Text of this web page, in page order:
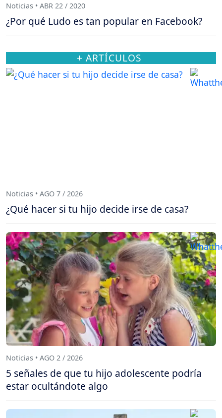
Noticias • ABR 22 / 2020
¿Por qué Ludo es tan popular en Facebook?
+ ARTÍCULOS
Noticias • AGO 7 / 2026
¿Qué hacer si tu hijo decide irse de casa?
Noticias • AGO 2 / 2026
5 señales de que tu hijo adolescente podría
estar ocultándote algo